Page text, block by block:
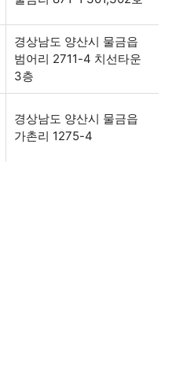
경상남도 양산시 물금읍
범어리 2711-4 치선타운
3층
경상남도 양산시 물금읍
가촌리 1275-4